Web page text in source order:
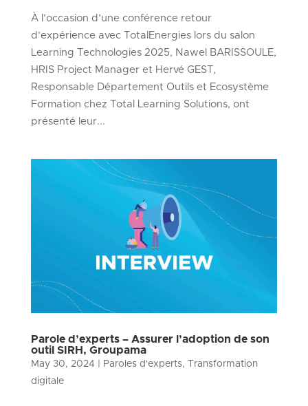
À l’occasion d’une conférence retour
d’expérience avec TotalEnergies lors du salon
Learning Technologies 2025, Nawel BARISSOULE,
HRIS Project Manager et Hervé GEST,
Responsable Département Outils et Ecosystème
Formation chez Total Learning Solutions, ont
présenté leur...
Parole d’experts – Assurer l’adoption de son
outil SIRH, Groupama
May 30, 2024 Paroles d'experts,
Transformation
digitale